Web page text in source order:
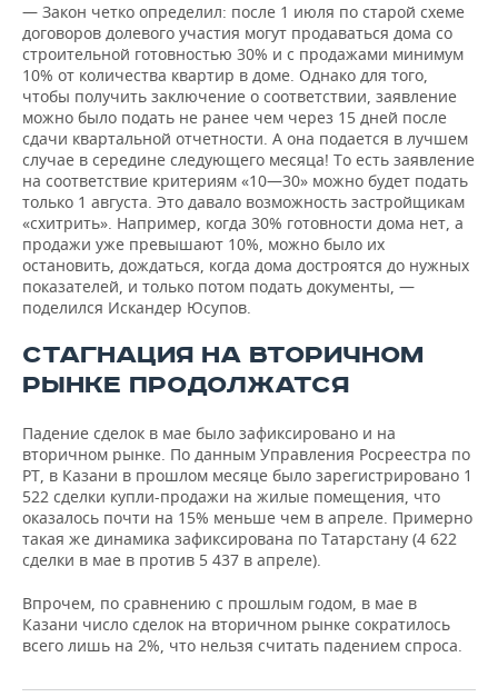
— Закон четко определил: после 1 июля по старой схеме
договоров долевого участия могут продаваться дома со
строительной готовностью 30% и с продажами минимум
10% от количества квартир в доме. Однако для того,
чтобы получить заключение о соответствии, заявление
можно было подать не ранее чем через 15 дней после
сдачи квартальной отчетности. А она подается в лучшем
случае в середине следующего месяца! То есть заявление
на соответствие критериям «10—30» можно будет подать
только 1 августа. Это давало возможность застройщикам
«схитрить». Например, когда 30% готовности дома нет, а
продажи уже превышают 10%, можно было их
остановить, дождаться, когда дома достроятся до нужных
показателей, и только потом подать документы, —
поделился Искандер Юсупов.
СТАГНАЦИЯ НА ВТОРИЧНОМ
РЫНКЕ ПРОДОЛЖАТСЯ
Падение сделок в мае было зафиксировано и на
вторичном рынке. По данным Управления Росреестра по
РТ, в Казани в прошлом месяце было зарегистрировано 1
522 сделки купли-продажи на жилые помещения, что
оказалось почти на 15% меньше чем в апреле. Примерно
такая же динамика зафиксирована по Татарстану (4 622
сделки в мае в против 5 437 в апреле).
Впрочем, по сравнению с прошлым годом, в мае в
Казани число сделок на вторичном рынке сократилось
всего лишь на 2%, что нельзя считать падением спроса.